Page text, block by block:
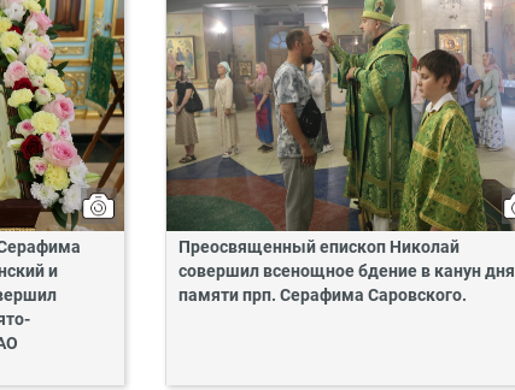
и
Преосвященный епископ Николай
совершил всенощное бдение в канун дня
памяти прп. Серафима Саровского.